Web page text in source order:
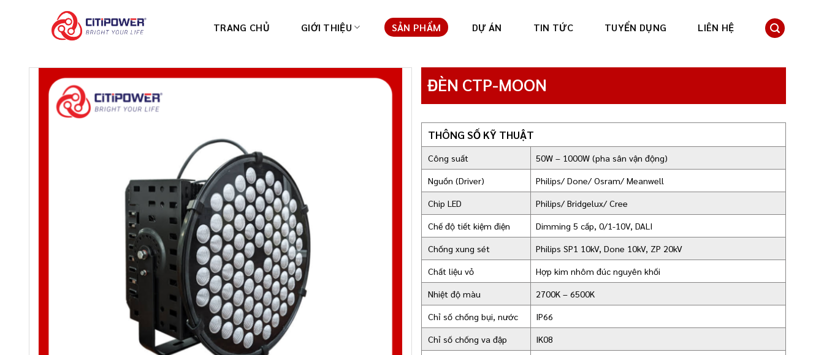
TRANG CHỦ GIỚI THIỆU SẢN PHẨM DỰ ÁN TIN TỨC TUYỂN DỤNG LIÊN HỆ
ĐÈN CTP-MOON
THÔNG SỐ KỸ THUẬT
Công suất 50W – 1000W (pha sân vận động)
Nguồn (Driver) Philips/ Done/ Osram/ Meanwell
Chip LED Philips/ Bridgelux/ Cree
Chế độ tiết kiệm điện Dimming 5 cấp, 0/1-10V, DALI
Chống xung sét Philips SP1 10kV, Done 10kV, ZP 20kV
Chất liệu vỏ Hợp kim nhôm đúc nguyên khối
Nhiệt độ màu 2700K – 6500K
Chỉ số chống bụi, nước IP66
Chỉ số chống va đập IK08